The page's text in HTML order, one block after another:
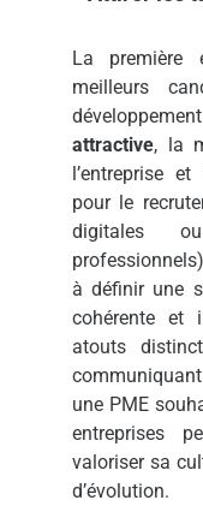
La première
meilleurs
attractive, la
l’entreprise
pour le
digitales
à définir une
cohérente et
atouts
une PME
entreprises
valoriser sa
d’évolution.